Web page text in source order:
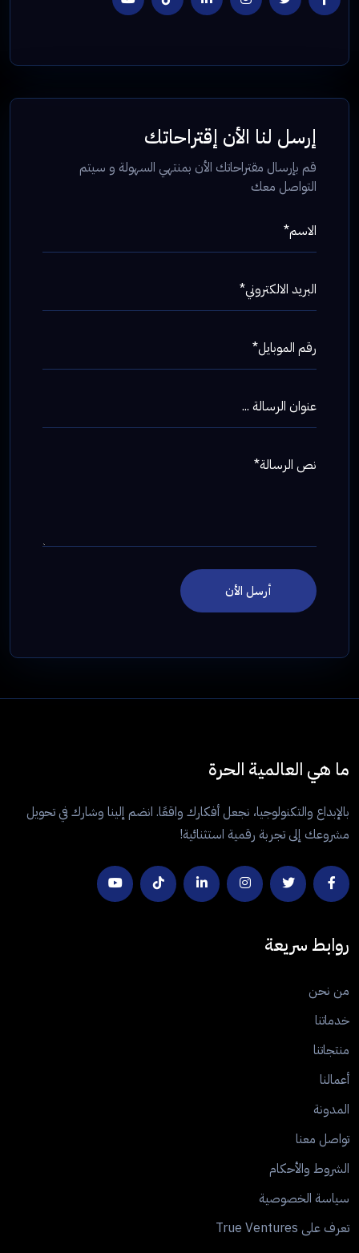
إرسل لنا الأن إقتراحاتك
قم بإرسال مقتراحاتك الأن بمنتهي السهولة و سيتم
التواصل معك
الاسم*
البريد الالكتروني*
رقم الموبايل*
عنوان الرسالة ...
نص الرسالة*
أرسل الأن
ما هي العالمية الحرة
بالإبداع والتكنولوجيا، نجعل أفكارك واقعًا. انضم إلينا وشارك في تحويل
مشروعك إلى تجربة رقمية استثنائية!
روابط سريعة
من نحن
خدماتنا
منتجاتنا
أعمالنا
المدونة
تواصل معنا
الشروط والأحكام
سياسة الخصوصية
تعرف على True Ventures